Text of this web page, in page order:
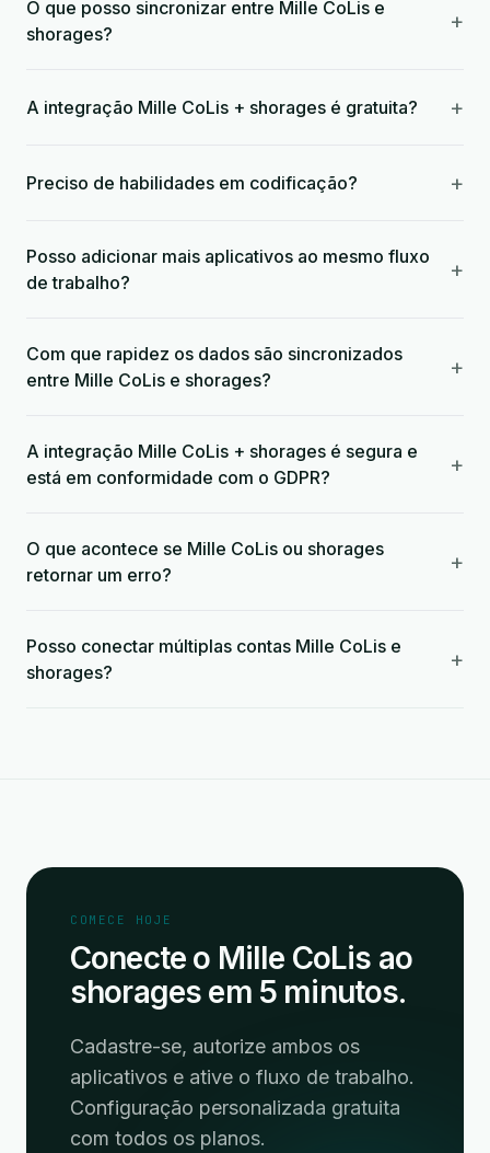
O que posso sincronizar entre Mille CoLis e
shorages?
+
A integração Mille CoLis + shorages é gratuita? +
Preciso de habilidades em codificação? +
Posso adicionar mais aplicativos ao mesmo fluxo
de trabalho?
+
Com que rapidez os dados são sincronizados
entre Mille CoLis e shorages?
+
A integração Mille CoLis + shorages é segura e
está em conformidade com o GDPR?
+
O que acontece se Mille CoLis ou shorages
retornar um erro?
+
Posso conectar múltiplas contas Mille CoLis e
shorages?
+
COMECE HOJE
Conecte o Mille CoLis ao
shorages em 5 minutos.
Cadastre-se, autorize ambos os
aplicativos e ative o fluxo de trabalho.
Configuração personalizada gratuita
com todos os planos.